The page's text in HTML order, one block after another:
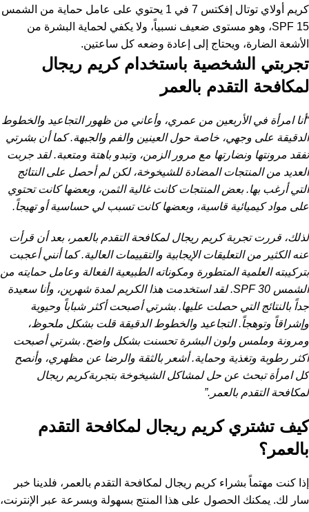
كريم أولاي توتال إفكتس 7 في 1 يحتوي على عامل حماية من الشمس
SPF 15، وهو مستوى ضعيف نسبياً، ولا يكفي لحماية البشرة من
الأشعة الضارة، ويحتاج إلى إعادة وضعه كل ساعتين.
تجربتي الشخصية باستخدام كريم ريجال
لمكافحة التقدم بالعمر
“أنا امرأة في الأربعين من عمري، وأعاني من ظهور التجاعيد والخطوط
الدقيقة على وجهي، خاصة حول العينين والفم والجبهة. كما أن بشرتي
تفقد مرونتها ونضارتها مع مرور الزمن، وتبدو باهتة ومتعبة. لقد جربت
العديد من المنتجات المضادة للشيخوخة، لكن لم أحصل على النتائج
التي أرغب بها. بعض المنتجات كانت غالية الثمن، وبعضها كانت تحتوي
على مواد كيميائية قاسية، وبعضها كانت تسبب لي حساسية أو تهيجاً.
لذلك، قررت تجربة كريم ريجال لمكافحة التقدم بالعمر، بعد أن قرأت
عنه الكثير من التعليقات الإيجابية والتقييمات العالية. كما أنني أعجبت
بتركيبته العلمية المتطورة ومكوناته الطبيعية الفعالة وعامل حمايته من
الشمس SPF 30. لقد استخدمت هذا الكريم لمدة شهرين، وأنا سعيدة
جداً بالنتائج التي حصلت عليها. بشرتي أصبحت أكثر شباباً وحيوية
وإشراقاً وتوهجاً. التجاعيد والخطوط الدقيقة قلت بشكل ملحوظ،
ومرونة وملمس ولون البشرة تحسنت بشكل واضح. بشرتي أصبحت
أكثر رطوبة وتغذية وحماية. أشعر بالثقة والرضا عن مظهري، وأنصح
كل امرأة تبحث عن حل لمشاكل الشيخوخة بتجربةكريم ريجال
لمكافحة التقدم بالعمر.”
كيف تشتري كريم ريجال لمكافحة التقدم
بالعمر؟
إذا كنت مهتماً بشراء كريم ريجال لمكافحة التقدم بالعمر، فلدينا خبر
سار لك. يمكنك الحصول على هذا المنتج بسهولة وبسرعة عبر الإنترنت،